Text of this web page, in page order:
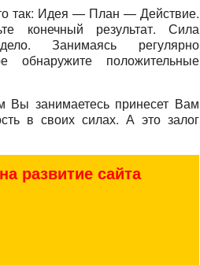
так: Идея — План — Действие.
конечный результат. Сила
Занимаясь регулярно
обнаружите положительные
Вы занимаетесь принесет Вам
в своих силах. А это залог
развитие сайта